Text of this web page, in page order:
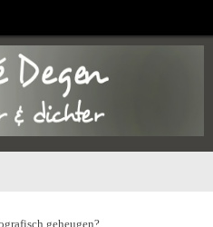
geheugen?